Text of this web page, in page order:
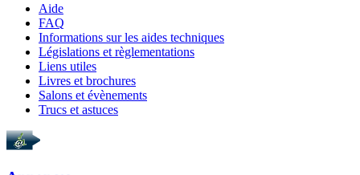
Aide
FAQ
Informations sur les aides techniques
Législations et règlementations
Liens utiles
Livres et brochures
Salons et évènements
Trucs et astuces